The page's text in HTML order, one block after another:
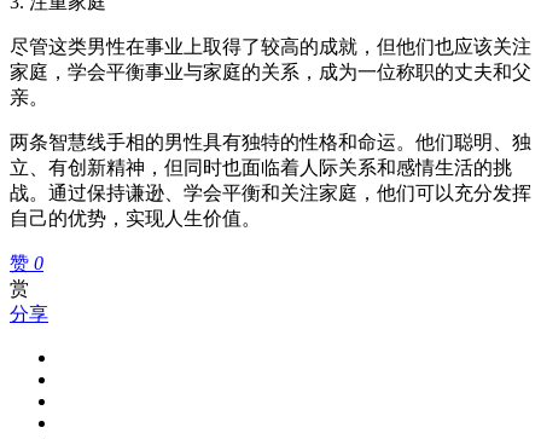
尽管这类男性在事业上取得了较高的成就，但他们也应该关注
家庭，学会平衡事业与家庭的关系，成为一位称职的丈夫和父
亲。
两条智慧线手相的男性具有独特的性格和命运。他们聪明、独
立、有创新精神，但同时也面临着人际关系和感情生活的挑
战。通过保持谦逊、学会平衡和关注家庭，他们可以充分发挥
自己的优势，实现人生价值。
赞 0
赏
分享